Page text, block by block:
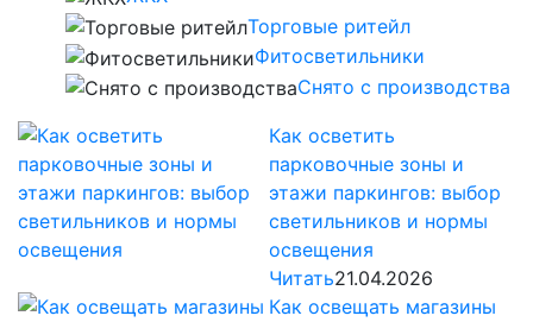
Торговые ритейл
Фитосветильники
Снято с производства
Как осветить
парковочные зоны и
этажи паркингов: выбор
светильников и нормы
освещения
Читать21.04.2026
Как освещать магазины